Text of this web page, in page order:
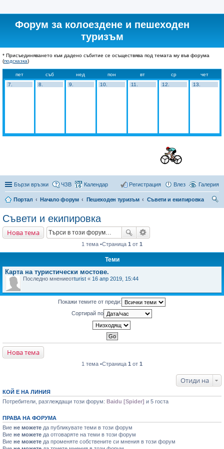
Форум за колоездене и пешеходен
туризъм
* Присъединяването към дадено събитие се осъществява под темата му във форума
(подсказка)
пет съб нед пон вт ср
чет
7.
8. 9. 10. 11. 12. 13.
Бързи връзки Галерия
ЧЗВ Календар Влез
Регистрация
Портал Начало форум Пешеходен туризъм
Съвети и екипировка
Съвети и екипировка
Нова тема
1 тема •Страница 1 от 1
Теми
Карта на туристически мостове.
Последно мнениеотturist « 16 апр 2019, 15:44
Покажи темите от преди:
Сортирай по
Нова тема
1 тема •Страница 1 от 1
Отиди на
КОЙ Е НА ЛИНИЯ
Потребители, разглеждащи този форум: Baidu [Spider] и 5 госта
ПРАВА НА ФОРУМА
Вие не можете да публикувате теми в този форум
Вие не можете да отговаряте на теми в този форум
Вие не можете да променяте собствените си мнения в този форум